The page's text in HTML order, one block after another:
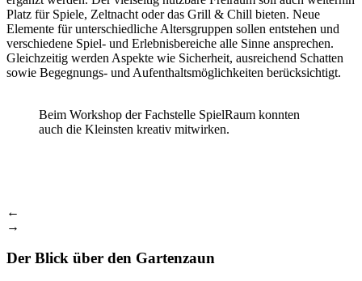
Platz für Spiele, Zeltnacht oder das Grill & Chill bieten. Neue
Elemente für unterschiedliche Altersgruppen sollen entstehen und
verschiedene Spiel- und Erlebnisbereiche alle Sinne ansprechen.
Gleichzeitig werden Aspekte wie Sicherheit, ausreichend Schatten
sowie Begegnungs- und Aufenthaltsmöglichkeiten berücksichtigt.
Beim Workshop der Fachstelle SpielRaum konnten
auch die Kleinsten kreativ mitwirken.
←
→
Der Blick über den Gartenzaun